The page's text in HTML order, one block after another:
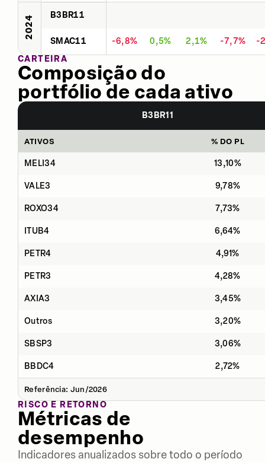
2024 B3BR11
SMAC11 -6,8% 0,5% 2,1% -7,7%
-
CARTEIRA
Composição do
portfólio de cada ativo
B3BR11
ATIVOS % DO PL
MELI34 13,10%
VALE3 9,78%
ROXO34 7,73%
ITUB4 6,64%
PETR4 4,91%
PETR3 4,28%
AXIA3 3,45%
Outros 3,20%
SBSP3 3,06%
BBDC4 2,72%
Referência: Jun/2026
RISCO E RETORNO
Métricas de
desempenho
Indicadores anualizados sobre todo o período